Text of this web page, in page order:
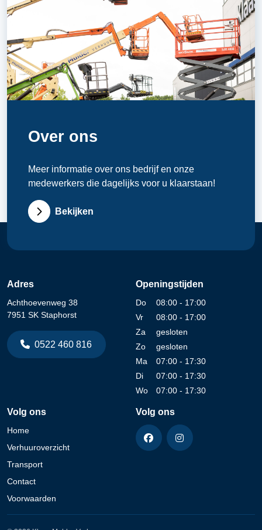
Over ons
Meer informatie over ons bedrijf en onze
medewerkers die dagelijks voor u klaarstaan!
Bekijken
Adres
Achthoevenweg 38
7951 SK Staphorst
0522 460 816
Openingstijden
Do
08:00 - 17:00
Vr
08:00 - 17:00
Za
gesloten
Zo
gesloten
Ma
07:00 - 17:30
Di
07:00 - 17:30
Wo
07:00 - 17:30
Volg ons
Home
Verhuuroverzicht
Transport
Contact
Voorwaarden
Volg ons